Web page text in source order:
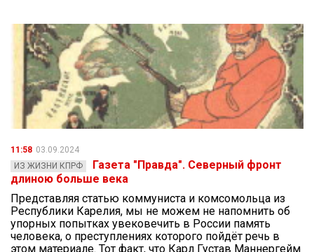
11:58 03.09.2024
ИЗ ЖИЗНИ КПРФ
Газета "Правда". Северный фронт
длиною больше века
Представляя статью коммуниста и комсомольца из
Республики Карелия, мы не можем не напомнить об
упорных попытках увековечить в России память
человека, о преступлениях которого пойдёт речь в
этом материале. Тот факт, что Карл Густав Маннергейм